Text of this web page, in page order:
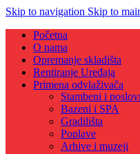
Skip to navigation Skip to
Početna
O nama
Opremanje skladišta
Rentiranje Uređaja
Primena odvlaživača
Stambeni i
Bazeni i SPA
Gradilišta
Poplave
Arhive i muzeji